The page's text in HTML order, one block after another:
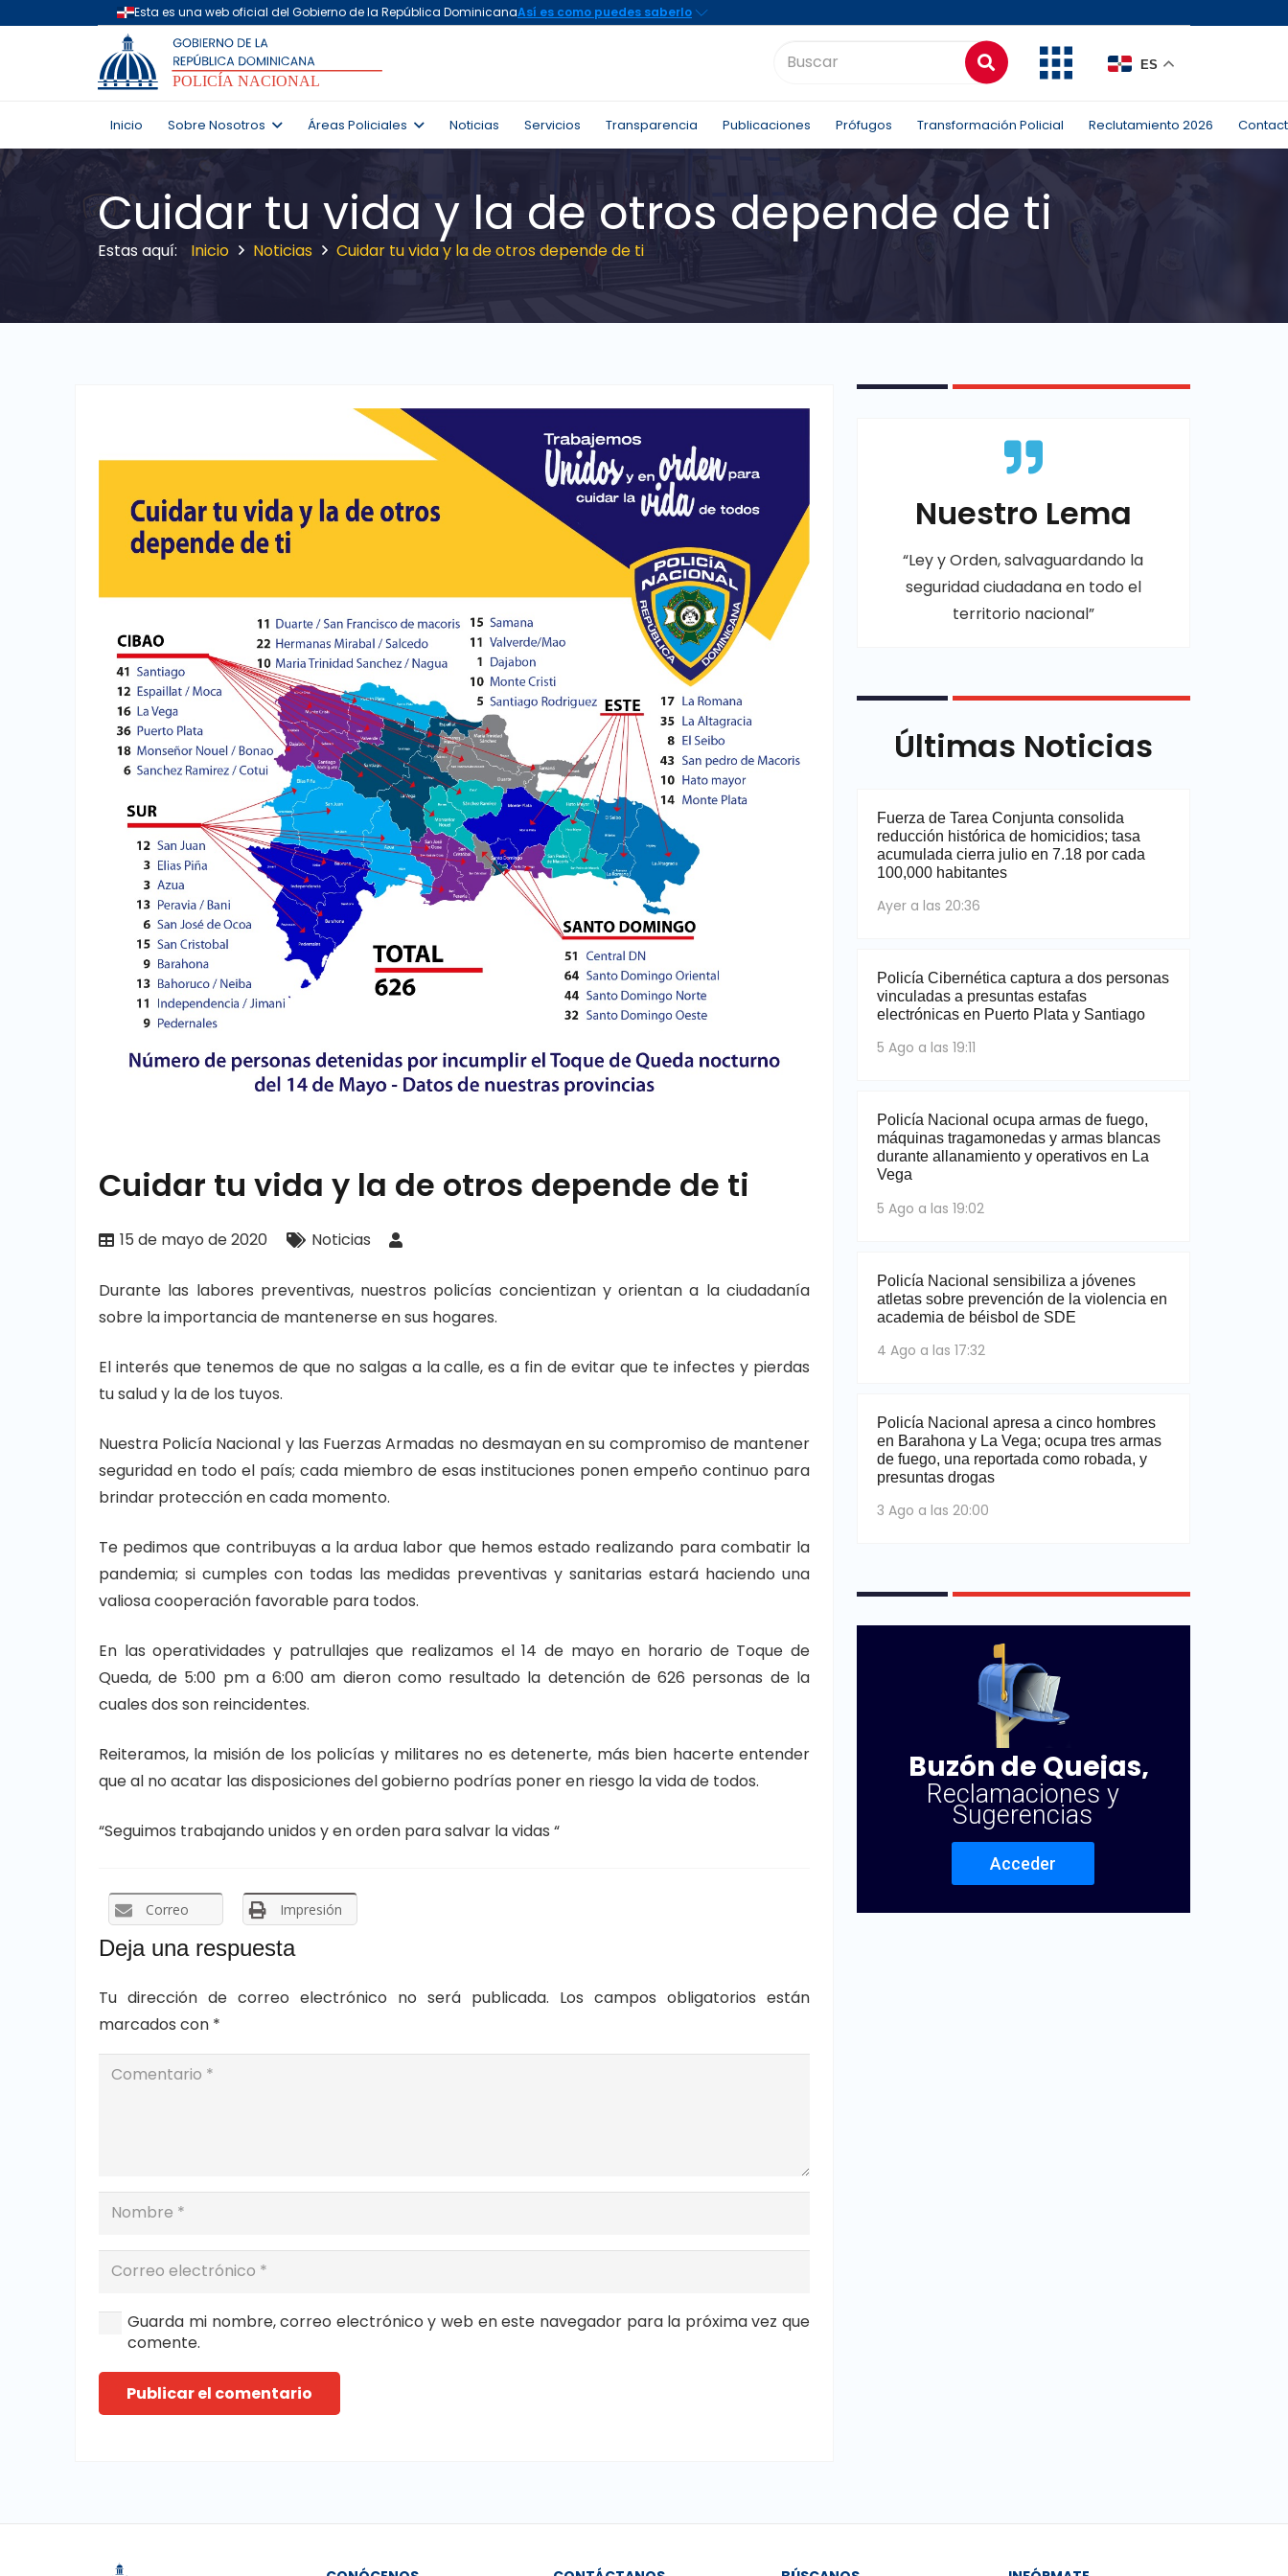
ES
Inicio Sobre Nosotros Áreas Policiales Noticias Servicios Transparencia Publicaciones Prófugos Transformación Policial Reclutamiento 2026
Cuidar tu vida y la de otros depende de ti
Inicio Noticias Cuidar tu vida y la de otros depende de ti
Cuidar tu vida y la de otros depende de ti
15 de mayo de 2020 Noticias
Durante las labores preventivas, nuestros policías concientizan y orientan a la ciudadanía
sobre la importancia de mantenerse en sus hogares.
El interés que tenemos de que no salgas a la calle, es a fin de evitar que te infectes y pierdas
tu salud y la de los tuyos.
Nuestra Policía Nacional y las Fuerzas Armadas no desmayan en su compromiso de mantener
seguridad en todo el país; cada miembro de esas instituciones ponen empeño continuo para
brindar protección en cada momento.
Te pedimos que contribuyas a la ardua labor que hemos estado realizando para combatir la
pandemia; si cumples con todas las medidas preventivas y sanitarias estará haciendo una
valiosa cooperación favorable para todos.
En las operatividades y patrullajes que realizamos el 14 de mayo en horario de Toque de
Queda, de 5:00 pm a 6:00 am dieron como resultado la detención de 626 personas de la
cuales dos son reincidentes.
Reiteramos, la misión de los policías y militares no es detenerte, más bien hacerte entender
que al no acatar las disposiciones del gobierno podrías poner en riesgo la vida de todos.
“Seguimos trabajando unidos y en orden para salvar la vidas “
Correo Impresión
Deja una respuesta
Tu dirección de correo electrónico no será publicada. Los campos obligatorios están
marcados con *
Guarda mi nombre, correo electrónico y web en este navegador para la próxima vez que
comente.
Publicar el comentario
Nuestro Lema
“Ley y Orden, salvaguardando la
seguridad ciudadana en todo el
territorio nacional”
Últimas Noticias
Fuerza de Tarea Conjunta consolida
reducción histórica de homicidios; tasa
acumulada cierra julio en 7.18 por cada
100,000 habitantes
Ayer a las 20:36
Policía Cibernética captura a dos personas
vinculadas a presuntas estafas
electrónicas en Puerto Plata y Santiago
5 Ago a las 19:11
Policía Nacional ocupa armas de fuego,
máquinas tragamonedas y armas blancas
durante allanamiento y operativos en La
Vega
5 Ago a las 19:02
Policía Nacional sensibiliza a jóvenes
atletas sobre prevención de la violencia en
academia de béisbol de SDE
4 Ago a las 17:32
Policía Nacional apresa a cinco hombres
en Barahona y La Vega; ocupa tres armas
de fuego, una reportada como robada, y
presuntas drogas
3 Ago a las 20:00
Buzón de Quejas,
Reclamaciones y
Sugerencias
Acceder